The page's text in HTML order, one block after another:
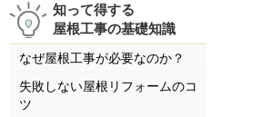
知って得する
屋根工事の基礎知識
なぜ屋根工事が必要なのか？
失敗しない屋根リフォームのコ
ツ